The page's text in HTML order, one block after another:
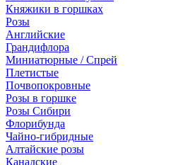
Княжики в горшках
Розы
Английские
Грандифлора
Миниатюрные / Спрей
Плетистые
Почвопокровные
Розы в горшке
Розы Сибири
Флорибунда
Чайно-гибридные
Алтайские розы
Канадские